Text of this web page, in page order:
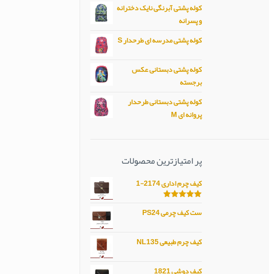
کوله پشتی آبرنگی نایک دخترانه
و پسرانه
کوله پشتی مدرسه ای طرحدار S
کوله پشتی دبستانی عکس
برجسته
کوله پشتی دبستانی طرحدار
پروانه ای M
پر امتیازترین محصولات
کیف چرم اداری 2174-1
از 5
ست کیف چرمی PS24
کیف چرم طبیعی NL135
کیف دوشی 1821